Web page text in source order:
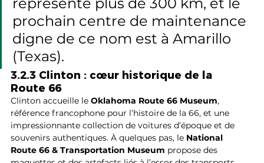
prochain centre de maintenance
digne de ce nom est à Amarillo
(Texas).
3.2.3 Clinton : cœur historique de la
Route 66
Clinton accueille le Oklahoma Route 66 Museum,
référence francophone pour l’histoire de la 66, et une
impressionnante collection de voitures d’époque et de
souvenirs authentiques. À quelques pas, le National
Route 66 & Transportation Museum propose des